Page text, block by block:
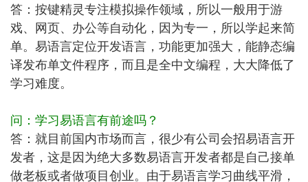
答：按键精灵专注模拟操作领域，所以一般用于游
戏、网页、办公等自动化，因为专一，所以学起来简
单。易语言定位开发语言，功能更加强大，能静态编
译发布单文件程序，而且是全中文编程，大大降低了
学习难度。
问：学习易语言有前途吗？
答：就目前国内市场而言，很少有公司会招易语言开
发者，这是因为绝大多数易语言开发者都是自己接单
做老板或者做项目创业。由于易语言学习曲线平滑，